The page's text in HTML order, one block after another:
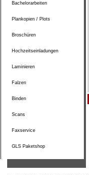
Bachelorarbeiten
Plankopien / Plots
Broschüren
Hochzeitseinladungen
Laminieren
Falzen
Binden
Scans
Faxservice
GLS Paketshop